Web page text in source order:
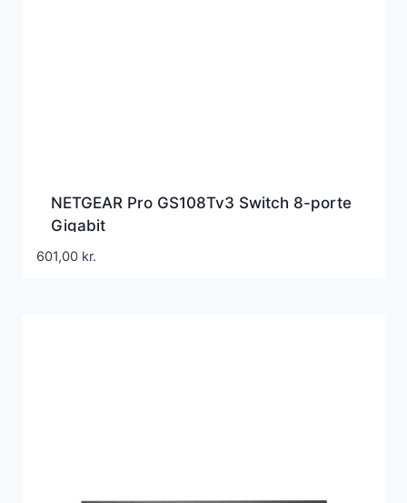
NETGEAR Pro GS108Tv3 Switch 8-porte
Gigabit
601,00 kr.